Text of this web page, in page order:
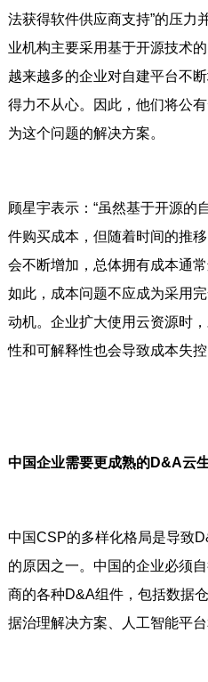
法获得软件供应商支持”的压力
业机构主要采用基于开源技术
越来越多的企业对自建平台不
得力不从心。因此，他们将公
为这个问题的解决方案。
顾星宇表示：“虽然基于开源的
件购买成本，但随着时间的推
会不断增加，总体拥有成本通
如此，成本问题不应成为采用
动机。企业扩大使用云资源时
性和可解释性也会导致成本失控
中国企业需要更成熟的D&A云
中国CSP的多样化格局是导致
的原因之一。中国的企业必须
商的各种D&A组件，包括数据
据治理解决方案、人工智能平